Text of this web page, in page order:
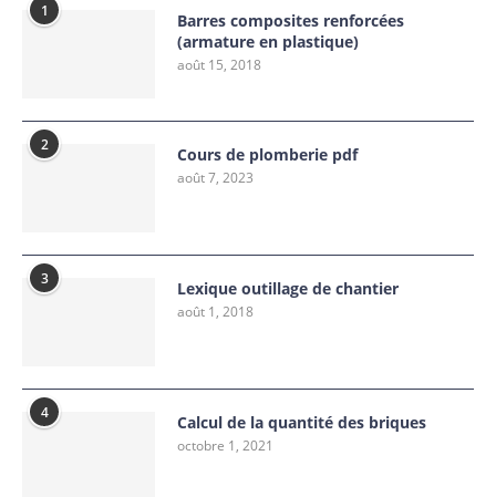
1
Barres composites renforcées
(armature en plastique)
août 15, 2018
2 Cours de plomberie pdf
août 7, 2023
3 Lexique outillage de chantier
août 1, 2018
4 Calcul de la quantité des briques
octobre 1, 2021